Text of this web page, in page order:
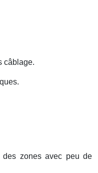
câblage.
des zones avec peu de